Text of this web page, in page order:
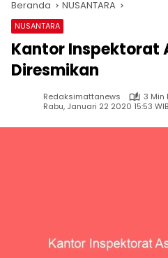
Beranda NUSANTARA
NUSANTARA
Kantor Inspektorat
Diresmikan
Redaksimattanews
3 Min
Rabu, Januari 22 2020 15:53 WIB